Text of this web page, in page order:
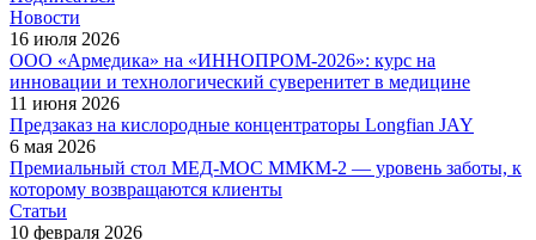
Новости
16 июля 2026
ООО «Армедика» на «ИННОПРОМ-2026»: курс на
инновации и технологический суверенитет в медицине
11 июня 2026
Предзаказ на кислородные концентраторы Longfian JAY
6 мая 2026
Премиальный стол МЕД-МОС ММКМ-2 — уровень заботы, к
которому возвращаются клиенты
Статьи
10 февраля 2026